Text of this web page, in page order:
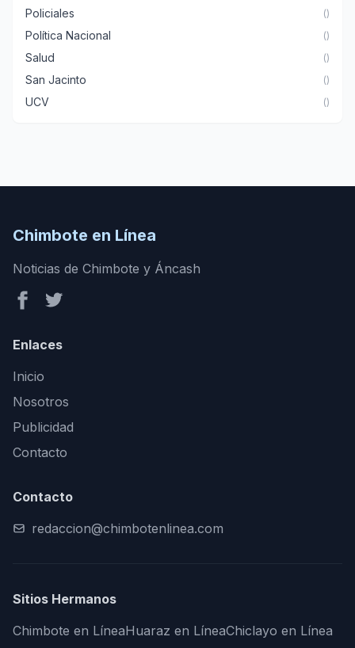
Policiales ()
Política Nacional ()
Salud ()
San Jacinto ()
UCV ()
Chimbote en Línea
Noticias de Chimbote y Áncash
Enlaces
Inicio
Nosotros
Publicidad
Contacto
Contacto
redaccion@chimbotenlinea.com
Sitios Hermanos
Chimbote en LíneaHuaraz en LíneaChiclayo en Línea